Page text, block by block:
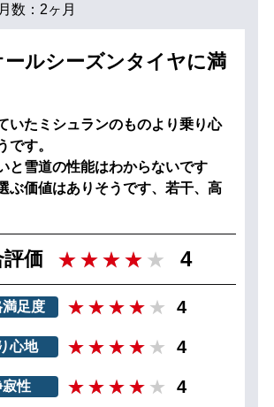
数： 2ヶ月
ールシーズンタイヤに満
いたミシュランのものより乗り心
です。
と雪道の性能はわからないです
ぶ価値はありそうです、若干、高
価 4
足度 4
心地 4
寂性 4